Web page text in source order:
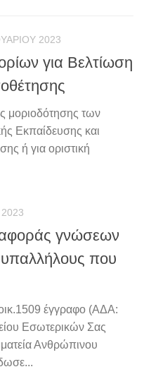
2023
για Βελτίωση
μοριοδότησης των
Εκπαίδευσης και
ή για οριστική
γνώσεων
που
έγγραφο (ΑΔΑ:
Εσωτερικών Σας
Ανθρώπινου